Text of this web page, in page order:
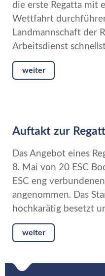
die erste Regatta mit
Wettfahrt
Landmannschaft der
Arbeitsdienst
weiter
Auftakt zur
Das Angebot eines
8. Mai von 20 ESC
ESC eng
angenommen. Das
hochkarätig besetzt
weiter